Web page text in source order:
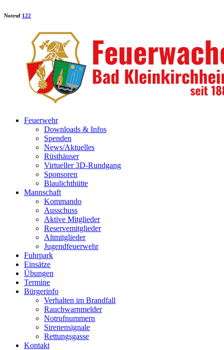
Notruf 122
Feuerwehr
Downloads & Infos
Spenden
News/Aktuelles
Rüsthäuser
Virtueller 3D-Rundgang
Sponsoren
Blaulichthütte
Mannschaft
Kommando
Ausschuss
Aktive Mitglieder
Reservemitglieder
Altmitglieder
Jugendfeuerwehr
Fuhrpark
Einsätze
Übungen
Termine
Bürgerinfo
Verhalten im Brandfall
Rauchwarnmelder
Notrufnummern
Sirenensignale
Rettungsgasse
Kontakt